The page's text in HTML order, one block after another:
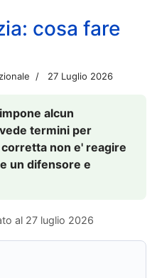
cosa fare
27 Luglio 2026
alcun
termini per
non e' reagire
un difensore e
al 27 luglio 2026